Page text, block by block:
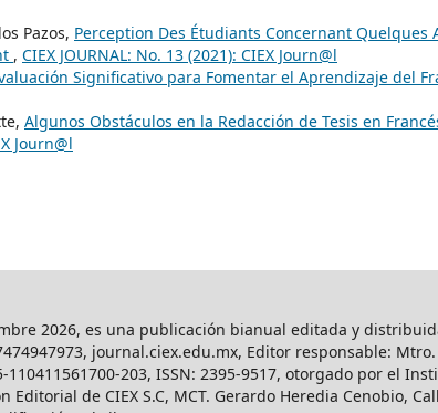
Pazos, Perception Des Étudiants Concernant Quelques
, CIEX JOURNAL: No. 13 (2021): CIEX Journ@l
Significativo para Fomentar el Aprendizaje del
Algunos Obstáculos en la Redacción de Tesis en
Journ@l
2026, es una publicación bianual editada y
journal.ciex.edu.mx, Editor responsable:
110411561700-203, ISSN: 2395-9517, otorgado por el
de CIEX S.C, MCT. Gerardo Heredia Cenobio,